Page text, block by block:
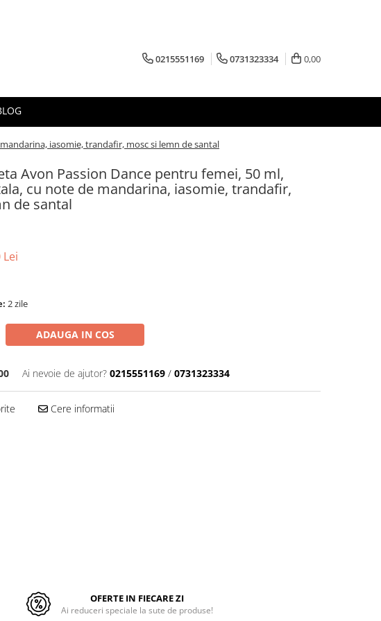
0215551169 0731323334 0,00
iasomie, trandafir, mosc si lemn de santal
Avon Passion Dance pentru femei, 50 ml,
cu note de mandarina, iasomie, trandafir,
de santal
Lei
2 zile
ADAUGA IN COS
Ai nevoie de ajutor? 0215551169 / 0731323334
Cere informatii
OFERTE IN FIECARE ZI
Ai reduceri speciale la sute de produse!